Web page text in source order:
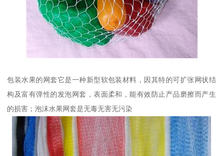
包装水果的网套它是一种新型软包装材料，因其特的可扩张网状结
构及富有弹性的发泡网套，表面柔和，能有效防止产品磨擦而产生
的损害；泡沫水果网套是无毒无害无污染